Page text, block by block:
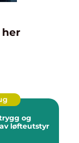
her
løfteutstyr